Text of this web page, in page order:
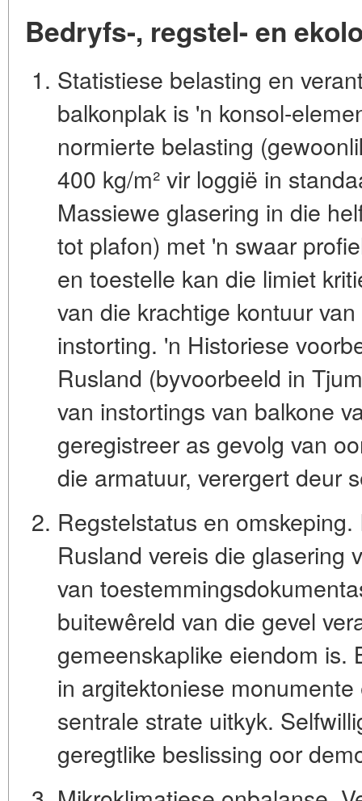
Bedryfs-, regstel- en
Statistiese belasting en
balkonplak is 'n konsol-
normierte belasting
400 kg/m² vir loggië in
Massiewe glasering in die
tot plafon) met 'n swaar
en toestelle kan die limiet
van die krachtige kontuurvan
instorting. 'n Historiese
Rusland (byvoorbeeld in
van instortings van balkone
geregistreer as gevolg van
die armatuur, verergert deur
Regstelstatus en omskeping.
Rusland vereis die glasering
van
buitewêreld van die gevel
gemeenskaplike eiendom is.
in argitektoniese
sentrale strate uitkyk.
geregtlike beslissing oor